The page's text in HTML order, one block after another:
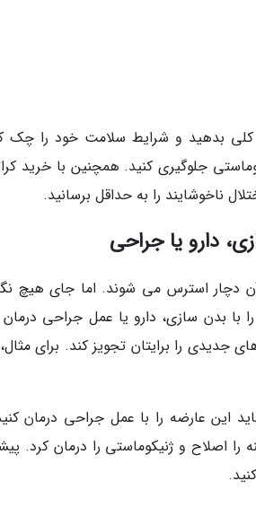
که هر 6 ماه یک بار یک آزمایش کلی بدهید و شرایط سلامت خود را
جلوگیری کنید. همچنین با خرید
ناخوشایند را به حداقل برسانید.
دارو یا جراحی
آن دچار استرس می شوند. اما جای هیچ
بدن سازی، دارو یا عمل جراحی درمان
را برایتان تجویز کند. برای
این عارضه را با عمل جراحی درمان
و ژنیکوماستی را درمان کرد.